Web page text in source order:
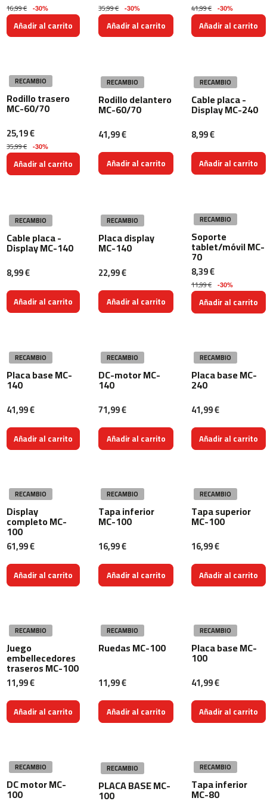
-
2
0
c
-
2
0
m
c
-
0
m
c
4
0
5
0
0
m
-
5
6
m
c
-
6
0
C
i
d
e
c
o
r
e
r
5
0
0
16,99 € -30%
Añadir al carrito
35,99 € -30%
Añadir al carrito
41,99 € -30%
Añadir al carrito
RECAMBIO
Rodillo trasero
MC-60/70
25,19 €
35,99 € -30%
Añadir al carrito
RECAMBIO
Rodillo delantero
MC-60/70
41,99 €
Añadir al carrito
RECAMBIO
Cable placa -
Display MC-240
8,99 €
Añadir al carrito
RECAMBIO
Cable placa -
Display MC-140
8,99 €
Añadir al carrito
RECAMBIO
Placa display
MC-140
22,99 €
Añadir al carrito
RECAMBIO
Soporte
tablet/móvil MC-
70
8,39 €
11,99 € -30%
Añadir al carrito
RECAMBIO
Placa base MC-
140
41,99 €
Añadir al carrito
RECAMBIO
DC-motor MC-
140
71,99 €
Añadir al carrito
RECAMBIO
Placa base MC-
240
41,99 €
Añadir al carrito
RECAMBIO
Display
completo MC-
100
61,99 €
Añadir al carrito
RECAMBIO
Tapa inferior
MC-100
16,99 €
Añadir al carrito
RECAMBIO
Tapa superior
MC-100
16,99 €
Añadir al carrito
RECAMBIO
Juego
embellecedores
traseros MC-100
11,99 €
Añadir al carrito
RECAMBIO
Ruedas MC-100
11,99 €
Añadir al carrito
RECAMBIO
Placa base MC-
100
41,99 €
Añadir al carrito
RECAMBIO
DC motor MC-
100
RECAMBIO
PLACA BASE MC-
100
RECAMBIO
Tapa inferior
MC-80